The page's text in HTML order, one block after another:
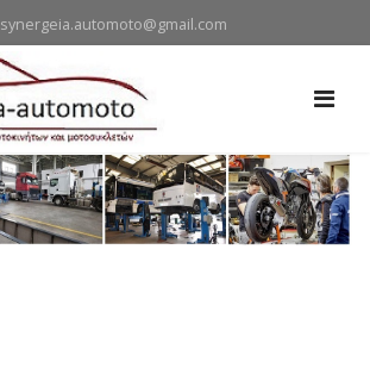
synergeia.automoto@gmail.com